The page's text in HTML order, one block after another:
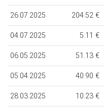
26.07.2025 204.52 €
04.07.2025 5.11 €
06.05.2025 51.13 €
05.04.2025 40.90 €
28.03.2025 10.23 €